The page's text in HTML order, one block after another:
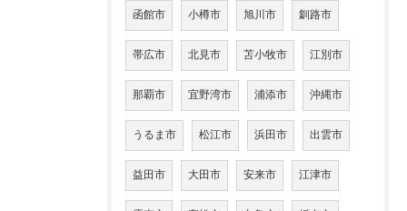
函館市 小樽市 旭川市 釧路市
帯広市 北見市 苫小牧市 江別市
那覇市 宜野湾市 浦添市 沖縄市
うるま市 松江市 浜田市 出雲市
益田市 大田市 安来市 江津市